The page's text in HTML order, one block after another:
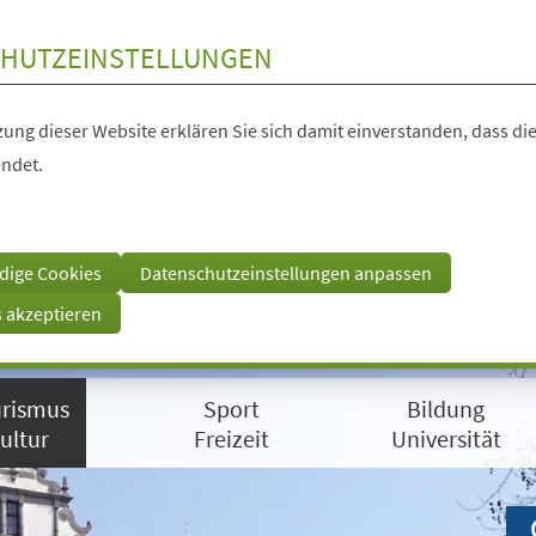
dieser Website erklären Sie sich damit einverstanden, dass
Cookies
Datenschutzeinstellungen anpassen
akzeptieren
Sport
Freizeit
Bildung
Universität